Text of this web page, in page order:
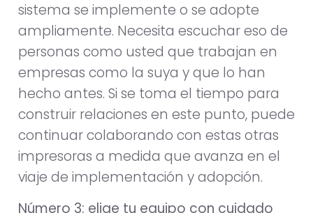
sistema se implemente o se adopte
ampliamente. Necesita escuchar eso de
personas como usted que trabajan en
empresas como la suya y que lo han
hecho antes. Si se toma el tiempo para
construir relaciones en este punto, puede
continuar colaborando con estas otras
impresoras a medida que avanza en el
viaje de implementación y adopción.
Número 3: elige tu equipo con cuidado